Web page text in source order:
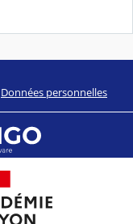
Données personnelles